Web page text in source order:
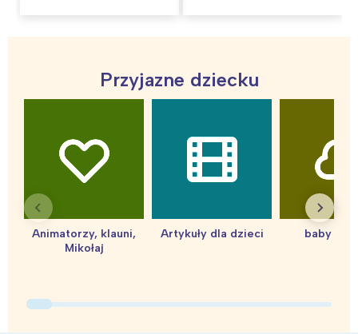
Przyjazne dziecku
Animatorzy, klauni,
Mikołaj
Artykuły dla dzieci baby